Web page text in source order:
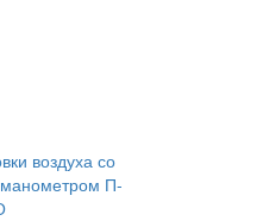
воздуха со
П-